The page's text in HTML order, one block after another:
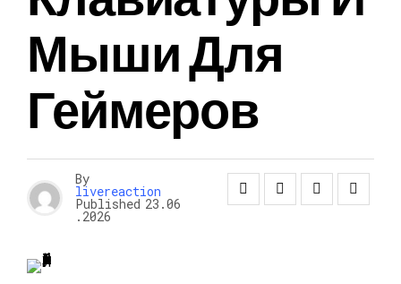
Мыши Для
Геймеров
By
livereaction
Published 23.06
.2026